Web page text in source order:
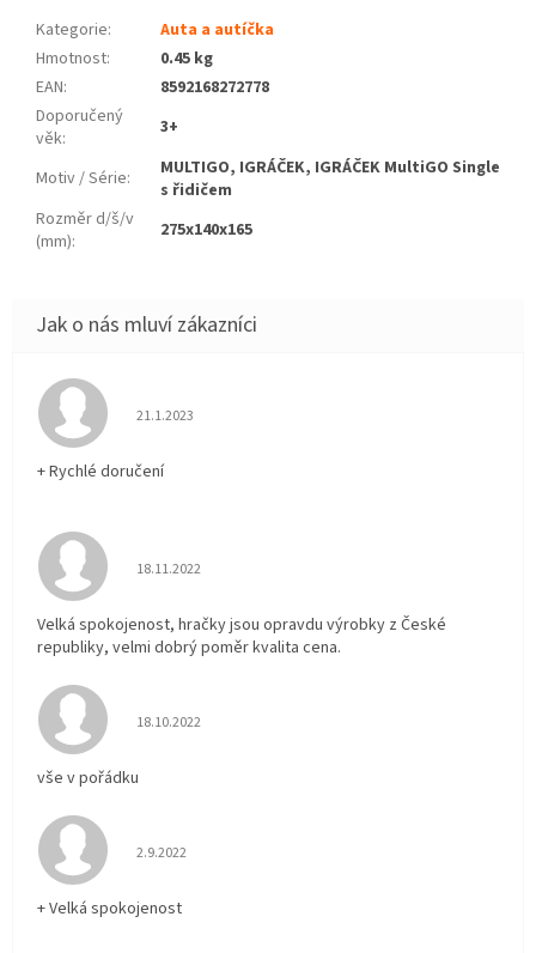
Kategorie:
Auta a autíčka
Hmotnost:
0.45 kg
EAN:
8592168272778
Doporučený
věk: 3+
Motiv / Série:
MULTIGO, IGRÁČEK, IGRÁČEK MultiGO Single
s řidičem
Rozměr d/š/v
(mm): 275x140x165
Hodnocení obchodu je 5 z 5 hvězdiček.
21.1.2023
+ Rychlé doručení
Hodnocení obchodu je 5 z 5 hvězdiček.
18.11.2022
Velká spokojenost, hračky jsou opravdu výrobky z České
republiky, velmi dobrý poměr kvalita cena.
Hodnocení obchodu je 5 z 5 hvězdiček.
18.10.2022
vše v pořádku
Hodnocení obchodu je 5 z 5 hvězdiček.
2.9.2022
+ Velká spokojenost